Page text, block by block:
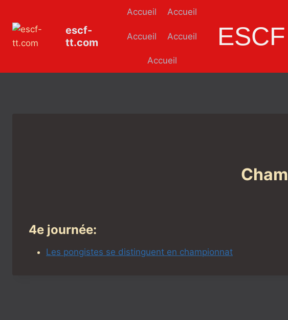
contenu
escf-
tt.com
Accueil Accueil
Accueil Accueil
Accueil
4e journée:
Les pongistes se distinguent en championnat